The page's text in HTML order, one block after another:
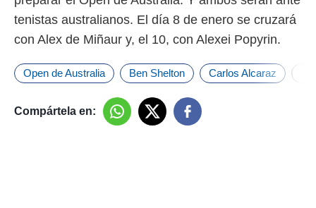
tenistas australianos. El día 8 de enero se cruzará
con Alex de Miñaur y, el 10, con Alexei Popyrin.
Open de Australia Ben Shelton Carlos Alcaraz
Compártela en: